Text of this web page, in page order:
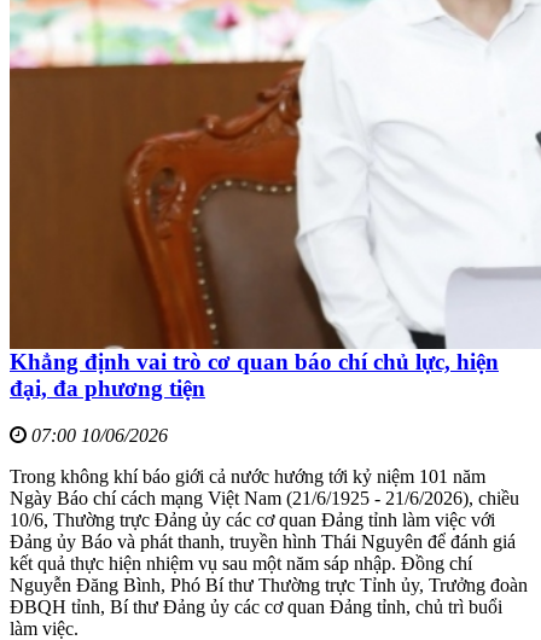
Khẳng định vai trò cơ quan báo chí chủ lực, hiện
đại, đa phương tiện
07:00 10/06/2026
Trong không khí báo giới cả nước hướng tới kỷ niệm 101 năm
Ngày Báo chí cách mạng Việt Nam (21/6/1925 - 21/6/2026), chiều
10/6, Thường trực Đảng ủy các cơ quan Đảng tỉnh làm việc với
Đảng ủy Báo và phát thanh, truyền hình Thái Nguyên để đánh giá
kết quả thực hiện nhiệm vụ sau một năm sáp nhập. Đồng chí
Nguyễn Đăng Bình, Phó Bí thư Thường trực Tỉnh ủy, Trưởng đoàn
ĐBQH tỉnh, Bí thư Đảng ủy các cơ quan Đảng tỉnh, chủ trì buổi
làm việc.